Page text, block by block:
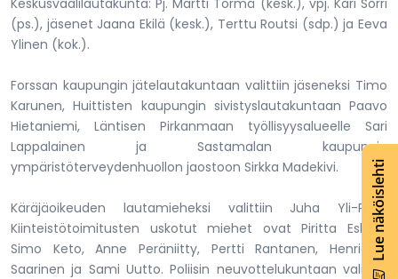
Lue näköislehti
(ps.), jäsenet Jaana Ekilä (kesk.), Terttu Routsi (sdp.) ja Eeva
Ylinen (kok.).
Forssan kaupungin jätelautakuntaan valittiin jäseneksi Timo
Karunen, Huittisten kaupungin sivistyslautakuntaan Paavo
Hietaniemi, Läntisen Pirkanmaan työllisyysalueelle Sari
Lappalainen ja Sastamalan kaupungin
ympäristöterveydenhuollon jaostoon Sirkka Madekivi.
Käräjäoikeuden lautamieheksi valittiin Juha Yli-Parri.
Kiinteistötoimitusten uskotut miehet ovat Piritta Eskola,
Simo Keto, Anne Peräniitty, Pertti Rantanen, Henrietta
Saarinen ja Sami Uutto. Poliisin neuvottelukuntaan valittiin